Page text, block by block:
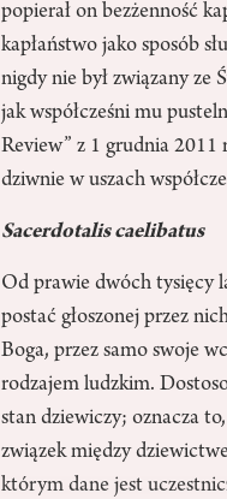
popierał on bezżenność
kapłaństwo jako sposób
nigdy nie był związany ze
jak współcześni mu
Review” z 1 grudnia 2011
dziwnie w uszach
Sacerdotalis caelibatus
Od prawie dwóch tysięcy
postać głoszonej przez
Boga, przez samo swoje
rodzajem ludzkim.
stan dziewiczy; oznacza
związek między
którym dane jest